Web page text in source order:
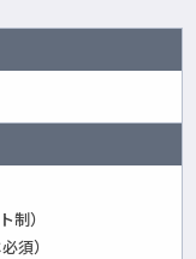
制）
須）